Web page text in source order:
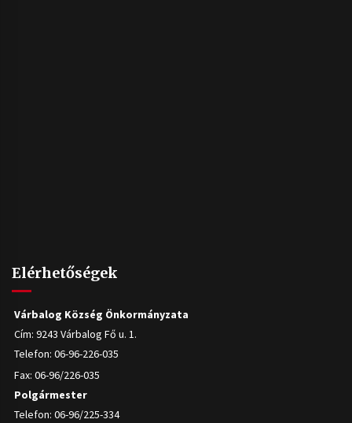
Elérhetőségek
Várbalog Község Önkormányzata
Cím: 9243 Várbalog Fő u. 1.
Telefon: 06-96-226-035
Fax: 06-96/226-035
Polgármester
Telefon: 06-96/225-334